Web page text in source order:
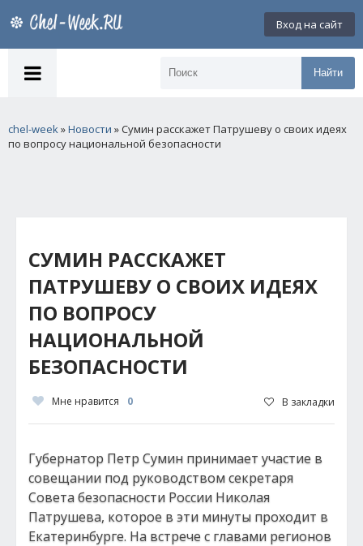
Вход на сайт
Найти
chel-week»Новости » Сумин расскажет Патрушеву о своих идеях
по вопросу национальной безопасности
СУМИН РАССКАЖЕТ
ПАТРУШЕВУ О СВОИХ ИДЕЯХ
ПО ВОПРОСУ
НАЦИОНАЛЬНОЙ
БЕЗОПАСНОСТИ
Мне нравится 0 В закладки
Губернатор Петр Сумин принимает участие в
совещании под руководством секретаря
Совета безопасности России Николая
Патрушева, которое в эти минуты проходит в
Екатеринбурге. На встрече с главами регионов